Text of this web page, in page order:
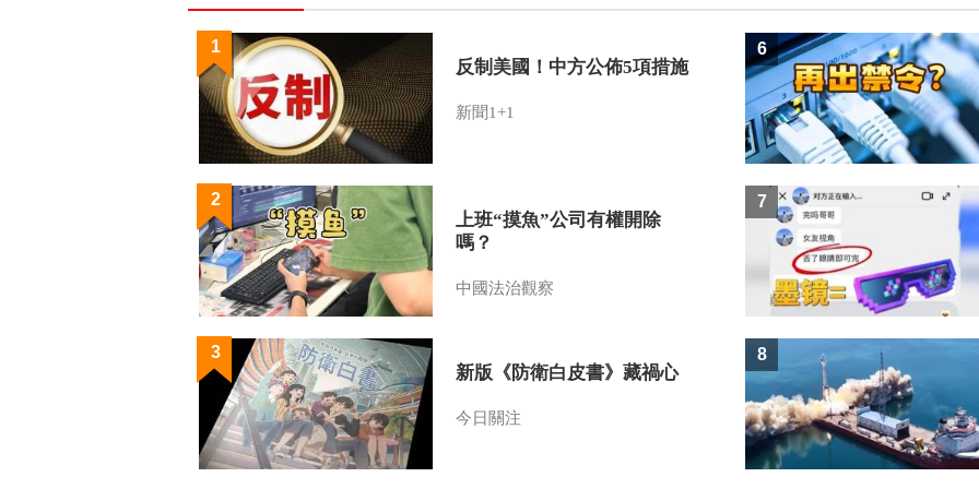
反制美國！中方公佈5項措施
新聞1+1
1
上班“摸魚”公司有權開除
嗎？
中國法治觀察
2
新版《防衛白皮書》藏禍心
今日關注
3
6
7
8